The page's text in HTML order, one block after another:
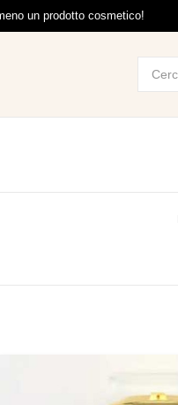
un prodotto cosmetico!